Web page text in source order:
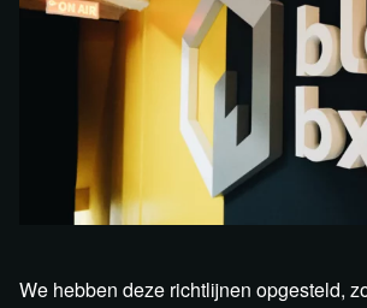
We hebben deze richtlijnen opgesteld,